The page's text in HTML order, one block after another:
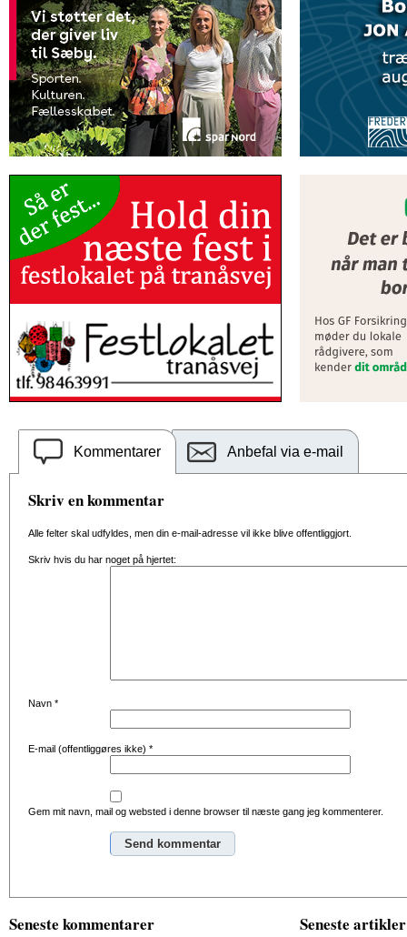
Kommentarer Anbefal via e-mail
Skriv en kommentar
Alle felter skal udfyldes, men din e-mail-adresse vil ikke blive offentliggjort.
Skriv hvis du har noget på hjertet:
Navn *
E-mail (offentliggøres ikke) *
Gem mit navn, mail og websted i denne browser til næste gang jeg kommenterer.
Seneste kommentarer Seneste artikler